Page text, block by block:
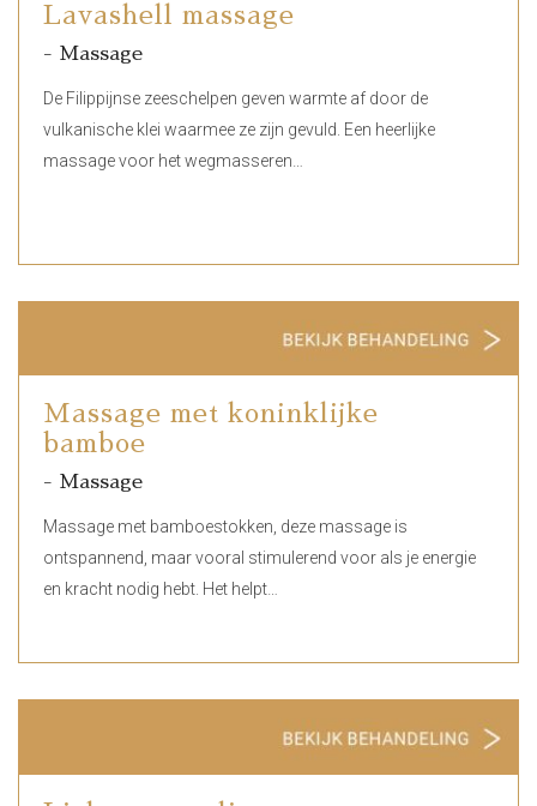
Lavashell massage
- Massage
De Filippijnse zeeschelpen geven warmte af door de
vulkanische klei waarmee ze zijn gevuld. Een heerlijke
massage voor het wegmasseren…
Massage met koninklijke
bamboe
- Massage
Massage met bamboestokken, deze massage is
ontspannend, maar vooral stimulerend voor als je energie
en kracht nodig hebt. Het helpt…